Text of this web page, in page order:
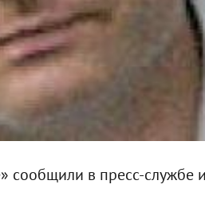
сообщили в пресс-службе